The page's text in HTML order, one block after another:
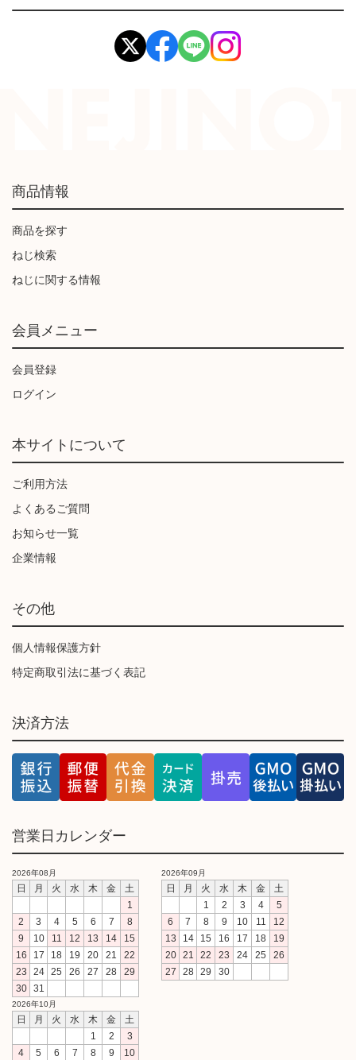
イマオ製品(IMAO)
工業資材(栃木屋)
商品情報
商品を探す
ねじ検索
ねじに関する情報
会員メニュー
会員登録
ログイン
本サイトについて
ご利用方法
よくあるご質問
お知らせ一覧
企業情報
その他
個人情報保護方針
特定商取引法に基づく表記
決済方法
営業日カレンダー
2026年08月
日 月 火 水 木 金
土
1
2
3 4 5 6 7
8
9
10 11 12 13 14
15
16
17 18 19 20 21
22
23
24 25 26 27 28
29
30
31
2026年09月
日 月 火 水 木 金
土
1
2 3 4
5
6
7 8 9 10 11
12
13
14 15 16 17 18
19
20
21 22 23 24 25
26
27
28 29 30
2026年10月
日 月 火 水 木 金
土
1
2
3
4
5 6 7 8 9 10